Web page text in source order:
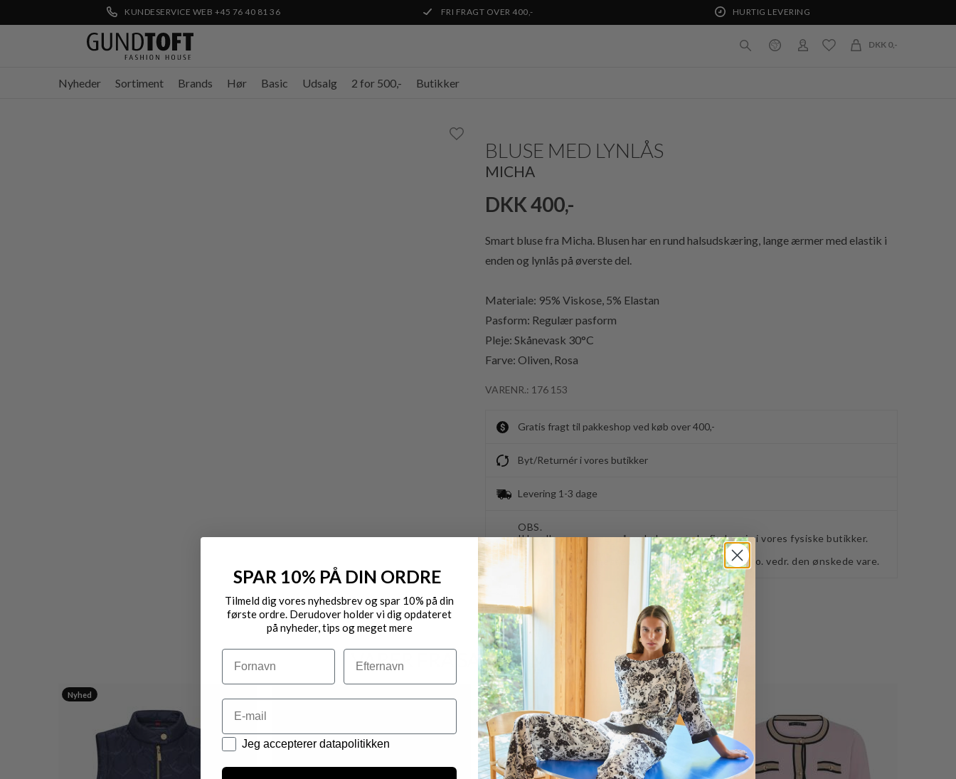
KUNDESERVICE WEB +45 76 40 81 36 FRI FRAGT OVER 400,- HURTIG LEVERING
DKK 0,-
Nyheder Sortiment Brands Hør Basic Udsalg 2 for 500,- Butikker
BLUSE MED LYNLÅS
MICHA
DKK 400,-
Smart bluse fra Micha. Blusen har en rund halsudskæring, lange ærmer med elastik i
enden og lynlås på øverste del.
Materiale: 95% Viskose, 5% Elastan
Pasform: Regulær pasform
Pleje: Skånevask 30°C
Farve: Oliven, Rosa
VARENR.: 176 153
Gratis fragt til pakkeshop ved køb over 400,-
Byt/Returnér i vores butikker
Levering 1-3 dage
OBS.
Ikke alle vores varer på webshoppen, befinder sig i vores fysiske butikker.
Kontakt din nærmeste forretning for ydeligere info. vedr. den ønskede vare.
VARER FRA SAMME MÆRKE
Nyhed
SPAR 10% PÅ DIN ORDRE
Tilmeld dig vores nyhedsbrev og spar 10% på din
første ordre. Derudover holder vi dig opdateret
på nyheder, tips og meget mere
Navn Efternavn
Email
Datapolitik
Jeg accepterer datapolitikken